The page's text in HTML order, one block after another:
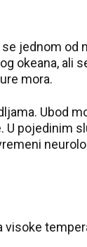
jednom
okeana, ali
mora.
Ubod
pojedinim
visoke